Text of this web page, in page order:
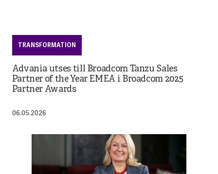
TRANSFORMATION
Advania utses till Broadcom Tanzu Sales
Partner of the Year EMEA i Broadcom 2025
Partner Awards
06.05.2026